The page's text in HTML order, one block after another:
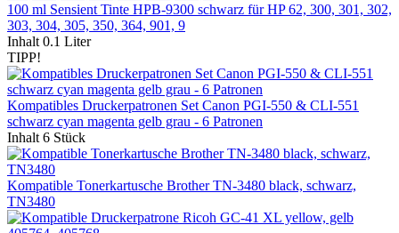
100 ml Sensient Tinte HPB-9300 schwarz für HP 62, 300, 301, 302,
303, 304, 305, 350, 364, 901, 9
Inhalt 0.1 Liter
TIPP!
Kompatibles Druckerpatronen Set Canon PGI-550 & CLI-551
schwarz cyan magenta gelb grau - 6 Patronen
Inhalt 6 Stück
Kompatible Tonerkartusche Brother TN-3480 black, schwarz,
TN3480